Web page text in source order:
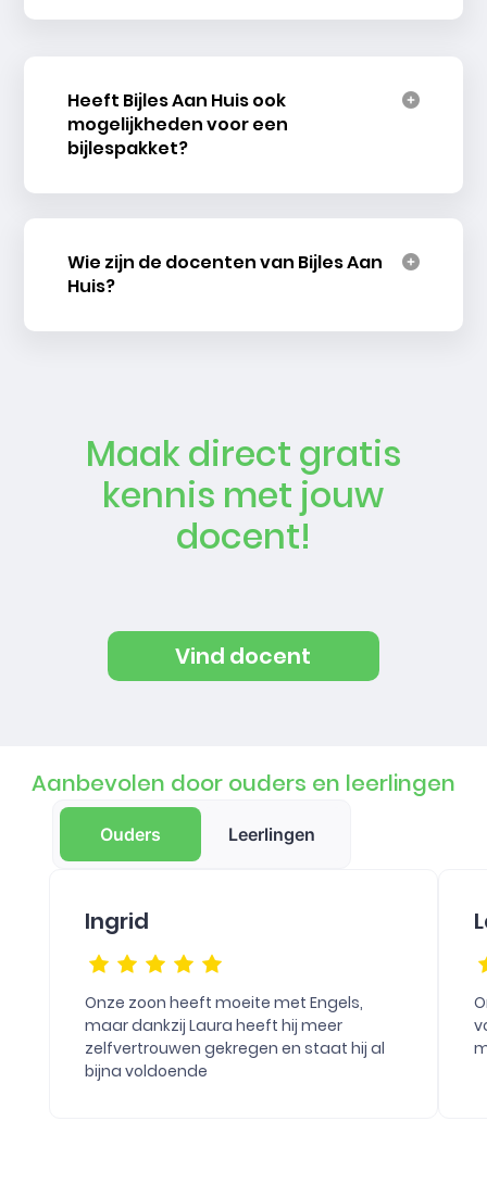
Heeft Bijles Aan Huis ook
mogelijkheden voor een
bijlespakket?
Wie zijn de docenten van Bijles Aan
Huis?
Maak direct gratis
kennis met jouw
docent!
Vind docent
Aanbevolen door ouders en leerlingen
Ouders Leerlingen
Ingrid
Onze zoon heeft moeite met Engels,
maar dankzij Laura heeft hij meer
zelfvertrouwen gekregen en staat hij al
bijna voldoende